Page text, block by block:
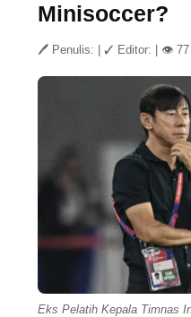
Minisoccer?
🖊 Penulis: ✓ Editor: 👁 77
Eks Pelatih Kepala Timnas